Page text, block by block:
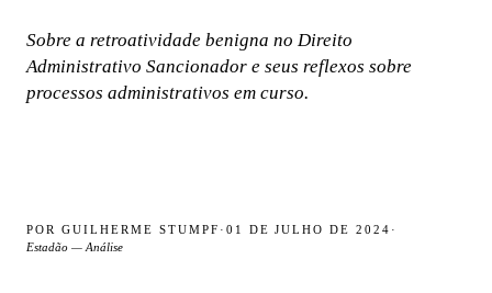
Sobre a retroatividade benigna no Direito
Administrativo Sancionador e seus reflexos sobre
processos administrativos em curso.
POR GUILHERME STUMPF · 01 DE JULHO DE 2024 ·
Estadão — Análise